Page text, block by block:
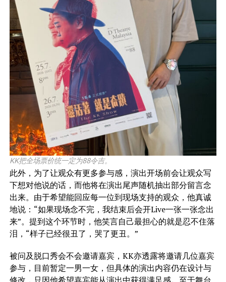
KK把全场票价统一定为88令吉。
此外，为了让观众有更多参与感，演出开场前会让观众写
下想对他说的话，而他将在演出尾声随机抽出部分留言念
出来。由于希望能回应每一位到现场支持的观众，他真诚
地说：“如果现场念不完，我结束后会开Live一张一张念出
来”。提到这个环节时，他笑言自己最担心的就是忍不住落
泪，“样子已经很丑了，哭了更丑。”
被问及脱口秀会不会邀请嘉宾，KK亦透露将邀请几位嘉宾
参与，目前暂定一男一女，但具体的演出内容仍在设计与